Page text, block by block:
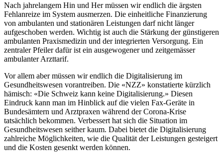
Nach jahrelangem Hin und Her müssen wir endlich die ärgsten
Fehlanreize im System ausmerzen. Die einheitliche Finanzierung
von ambulanten und stationären Leistungen darf nicht länger
aufgeschoben werden. Wichtig ist auch die Stärkung der günstigeren
ambulanten Praxismedizin und der integrierten Versorgung. Ein
zentraler Pfeiler dafür ist ein ausgewogener und zeitgemässer
ambulanter Arzttarif.
Vor allem aber müssen wir endlich die Digitalisierung im
Gesundheitswesen vorantreiben. Die «NZZ» konstatierte kürzlich
hämisch: «Die Schweiz kann keine Digitalisierung.» Diesen
Eindruck kann man im Hinblick auf die vielen Fax-Geräte in
Bundesämtern und Arztpraxen während der Corona-Krise
tatsächlich bekommen. Verbessert hat sich die Situation im
Gesundheitswesen seither kaum. Dabei bietet die Digitalisierung
zahlreiche Möglichkeiten, wie die Qualität der Leistungen gesteigert
und die Kosten gesenkt werden können.